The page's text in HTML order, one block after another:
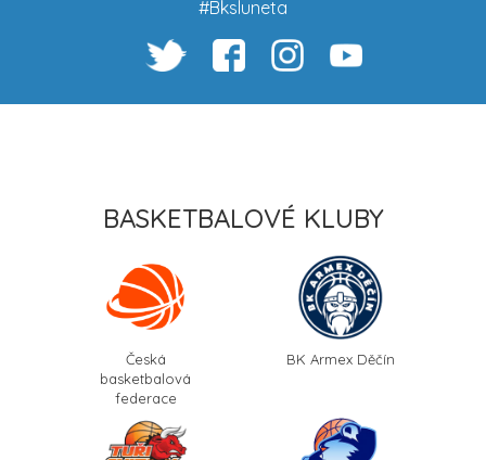
#Bksluneta
BASKETBALOVÉ KLUBY
Česká
basketbalová
federace
BK Armex Děčín